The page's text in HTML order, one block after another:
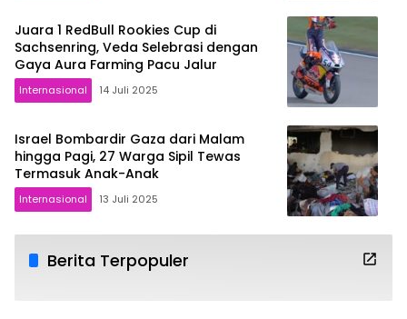
Juara 1 RedBull Rookies Cup di
Sachsenring, Veda Selebrasi dengan
Gaya Aura Farming Pacu Jalur
Internasional 14 Juli 2025
Israel Bombardir Gaza dari Malam
hingga Pagi, 27 Warga Sipil Tewas
Termasuk Anak-Anak
Internasional 13 Juli 2025
Berita Terpopuler